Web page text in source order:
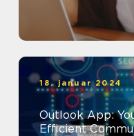
18. januar 2024
Outlook App:
Efficient